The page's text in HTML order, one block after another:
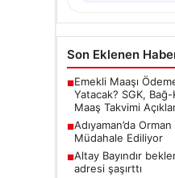
Son Eklenen
■Emekli Maaşı
Yatacak? SGK, Bağ-
Maaş Takvimi
■Adıyaman’da
Müdahale Ediliyor
■Altay Bayındır
adresi şaşırttı